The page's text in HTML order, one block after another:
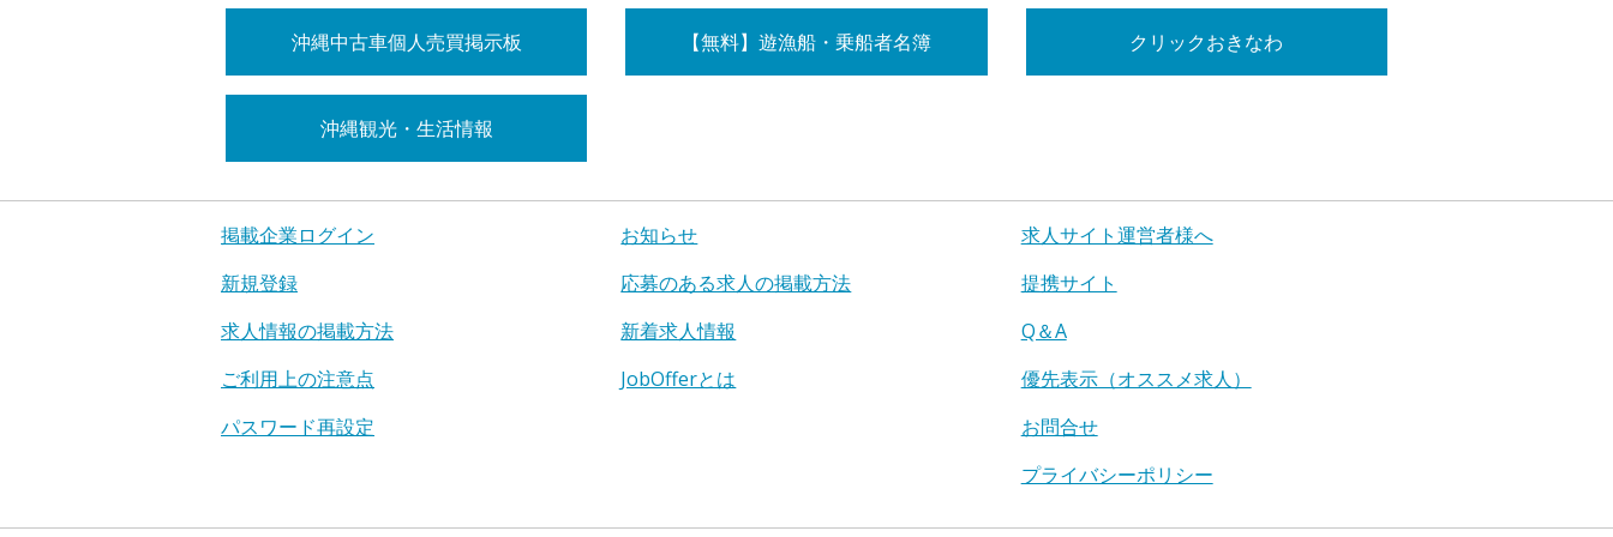
沖縄中古車個人売買掲示板 【無料】遊漁船・乗船者名簿 クリックおきなわ
沖縄観光・生活情報
掲載企業ログイン
新規登録
求人情報の掲載方法
ご利用上の注意点
パスワード再設定
お知らせ
応募のある求人の掲載方法
新着求人情報
JobOfferとは
求人サイト運営者様へ
提携サイト
Q＆A
優先表示（オススメ求人）
お問合せ
プライバシーポリシー